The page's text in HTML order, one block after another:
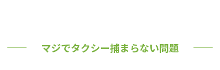
マジでタクシー捕まらない問題